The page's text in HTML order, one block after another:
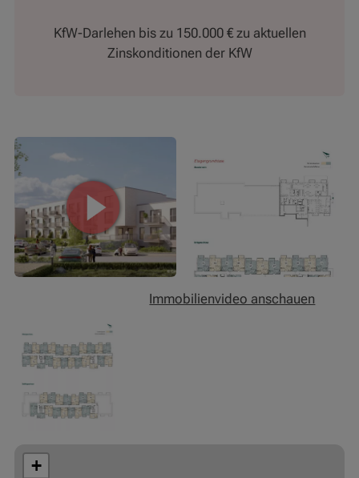
KfW-Darlehen bis zu 150.000 € zu aktuellen
Zinskonditionen der KfW
Immobilienvideo anschauen
+